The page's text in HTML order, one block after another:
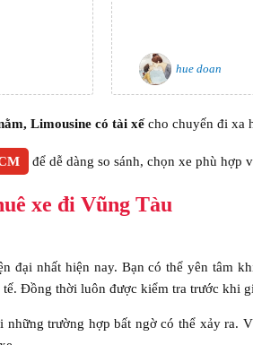
hue doan
Limousine có tài xếcho chuyến đi xa
để dễ dàng so sánh, chọn xe phù hợp
xe đi Vũng Tàu
đại nhất hiện nay. Bạn có thể yên tâm
Đồng thời luôn được kiểm tra trước khi
trường hợp bất ngờ có thể xảy ra.